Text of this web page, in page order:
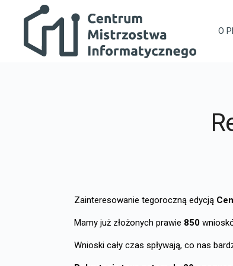
Przejdź do głównej zawartości
Centrum Mistrzostwa Informatycznego
O
Zainteresowanie tegoroczną edycją
Mamy już złożonych prawie 850
Wnioski cały czas spływają, co nas